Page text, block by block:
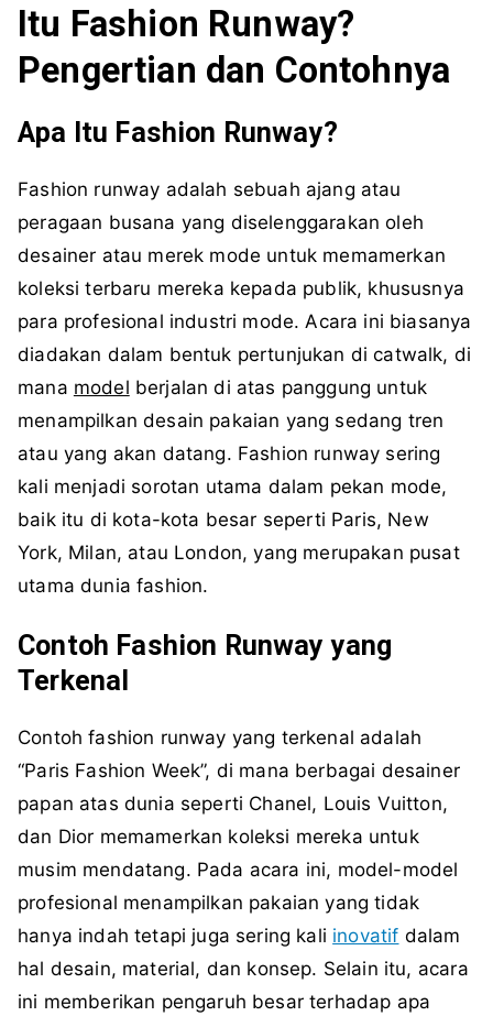
Itu Fashion Runway?
Pengertian dan Contohnya
Apa Itu Fashion Runway?
Fashion runway adalah sebuah ajang atau
peragaan busana yang diselenggarakan oleh
desainer atau merek mode untuk memamerkan
koleksi terbaru mereka kepada publik, khususnya
para profesional industri mode. Acara ini biasanya
diadakan dalam bentuk pertunjukan di catwalk, di
mana model berjalan di atas panggung untuk
menampilkan desain pakaian yang sedang tren
atau yang akan datang. Fashion runway sering
kali menjadi sorotan utama dalam pekan mode,
baik itu di kota-kota besar seperti Paris, New
York, Milan, atau London, yang merupakan pusat
utama dunia fashion.
Contoh Fashion Runway yang
Terkenal
Contoh fashion runway yang terkenal adalah
“Paris Fashion Week”, di mana berbagai desainer
papan atas dunia seperti Chanel, Louis Vuitton,
dan Dior memamerkan koleksi mereka untuk
musim mendatang. Pada acara ini, model-model
profesional menampilkan pakaian yang tidak
hanya indah tetapi juga sering kali inovatif dalam
hal desain, material, dan konsep. Selain itu, acara
ini memberikan pengaruh besar terhadap apa